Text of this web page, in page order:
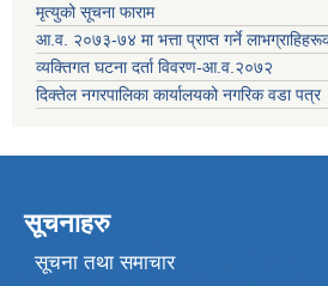
मृत्युको सूचना फाराम
आ.व. २०७३-७४ मा भत्ता प्राप्त गर्ने
व्यक्तिगत घटना दर्ता विवरण-आ.व.२०७२
दिक्तेल नगरपालिका कार्यालयको नगरिक वडा पत्र
सूचनाहरु
सूचना तथा समाचार